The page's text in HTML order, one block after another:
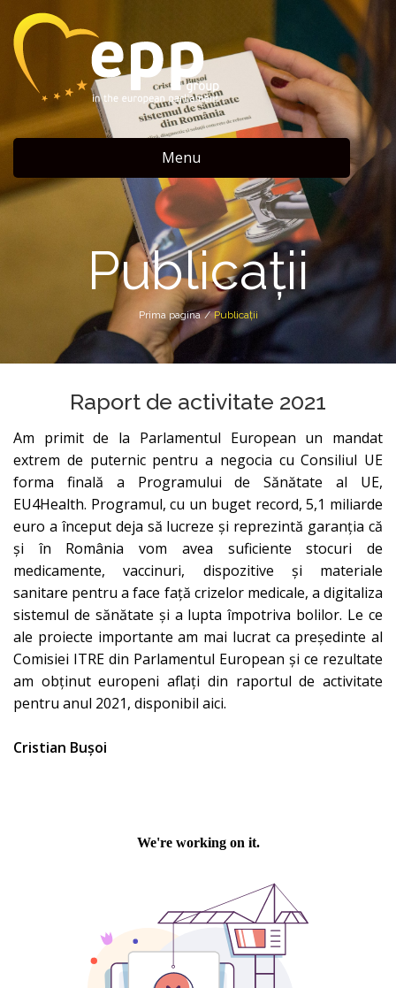
Menu
Publicații
Prima pagina / Publicații
Raport de activitate 2021
Am primit de la Parlamentul European un mandat
extrem de puternic pentru a negocia cu Consiliul UE
forma finală a Programului de Sănătate al UE,
EU4Health. Programul, cu un buget record, 5,1 miliarde
euro a început deja să lucreze și reprezintă garanția că
și în România vom avea suficiente stocuri de
medicamente, vaccinuri, dispozitive și materiale
sanitare pentru a face față crizelor medicale, a digitaliza
sistemul de sănătate și a lupta împotriva bolilor. Le ce
ale proiecte importante am mai lucrat ca președinte al
Comisiei ITRE din Parlamentul European și ce rezultate
am obținut europeni aflați din raportul de activitate
pentru anul 2021, disponibil aici.
Cristian Bușoi